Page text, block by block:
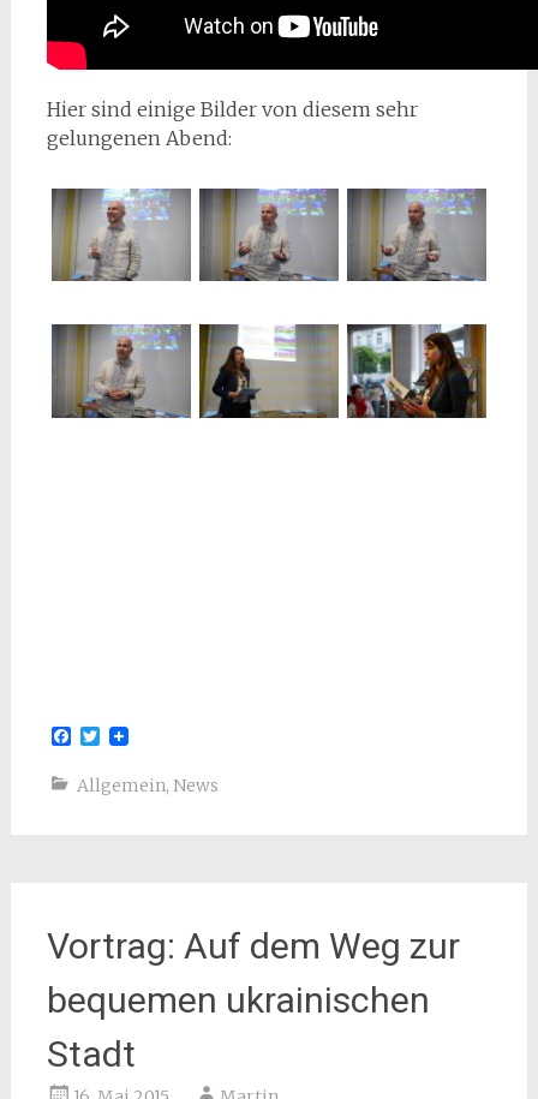
Hier sind einige Bilder von diesem sehr
gelungenen Abend:
Facebook
Twitter
Allgemein, News
Vortrag: Auf dem Weg zur
bequemen ukrainischen
Stadt